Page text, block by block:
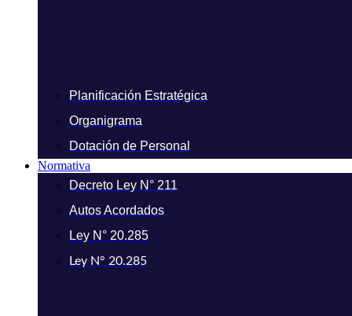
Planificación Estratégica
Organigrama
Dotación de Personal
Normativa
Decreto Ley N° 211
Autos Acordados
Ley N° 20.285
Ley N° 20.285